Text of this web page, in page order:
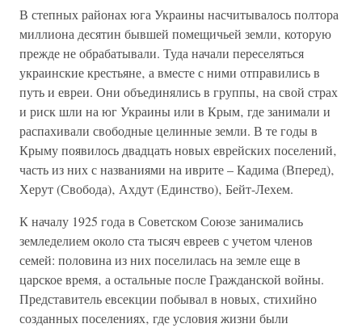
В степных районах юга Украины насчитывалось полтора
миллиона десятин бывшей помещичьей земли‚ которую
прежде не обрабатывали. Туда начали переселяться
украинские крестьяне‚ а вместе с ними отправились в
путь и евреи. Они объединялись в группы‚ на свой страх
и риск шли на юг Украины или в Крым‚ где занимали и
распахивали свободные целинные земли. В те годы в
Крыму появилось двадцать новых еврейских поселений‚
часть из них с названиями на иврите – Кадима (Вперед)‚
Херут (Свобода)‚ Ахдут (Единство)‚ Бейт-Лехем.
К началу 1925 года в Советском Союзе занимались
земледелием около ста тысяч евреев с учетом членов
семей: половина из них поселилась на земле еще в
царское время‚ а остальные после Гражданской войны.
Представитель евсекции побывал в новых‚ стихийно
созданных поселениях‚ где условия жизни были